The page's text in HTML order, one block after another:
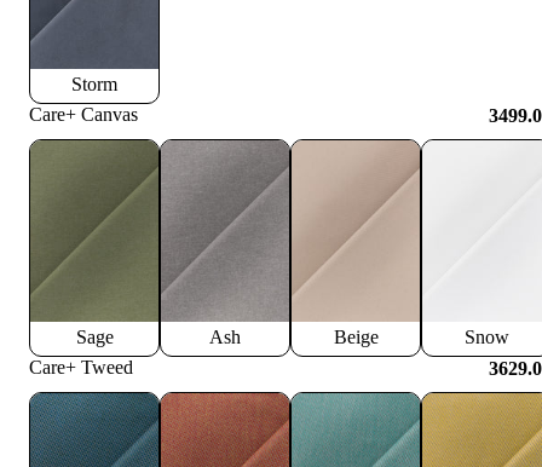
Storm
Care+ Canvas
Sage Ash Beige
Snow
Care+ Tweed